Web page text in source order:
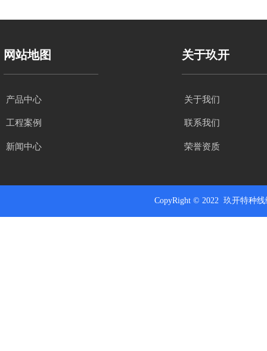
CopyRight © 2022 玖开特种
网站地图 关于玖开
产品中心
工程案例
新闻中心
关于我们
联系我们
荣誉资质